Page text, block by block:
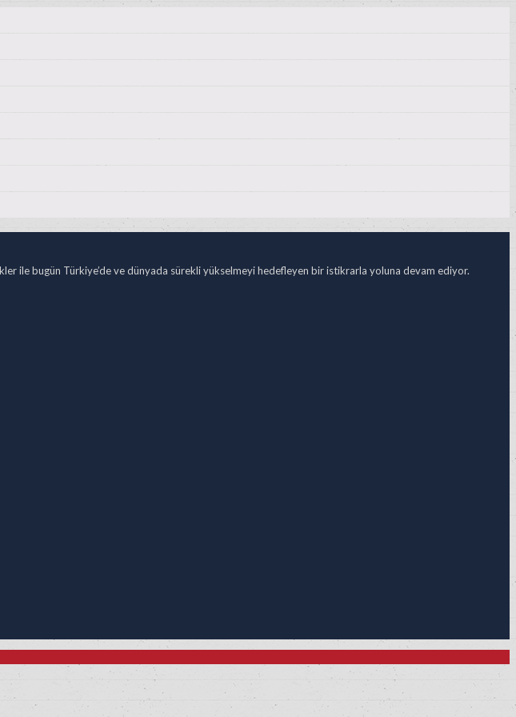
ile bugün Türkiye’de ve dünyada sürekli yükselmeyi hedefleyen bir istikrarla yoluna devam ediyor.